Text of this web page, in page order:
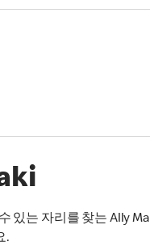
있는 자리를 찾는 Ally
.